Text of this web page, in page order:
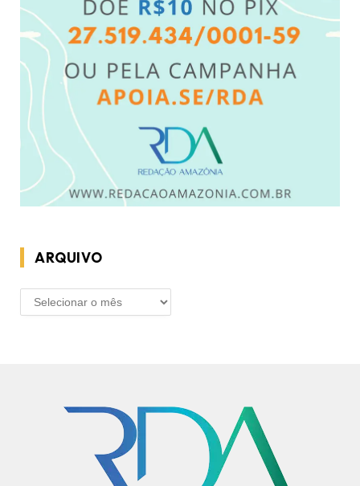
ARQUIVO
ARQUIVO